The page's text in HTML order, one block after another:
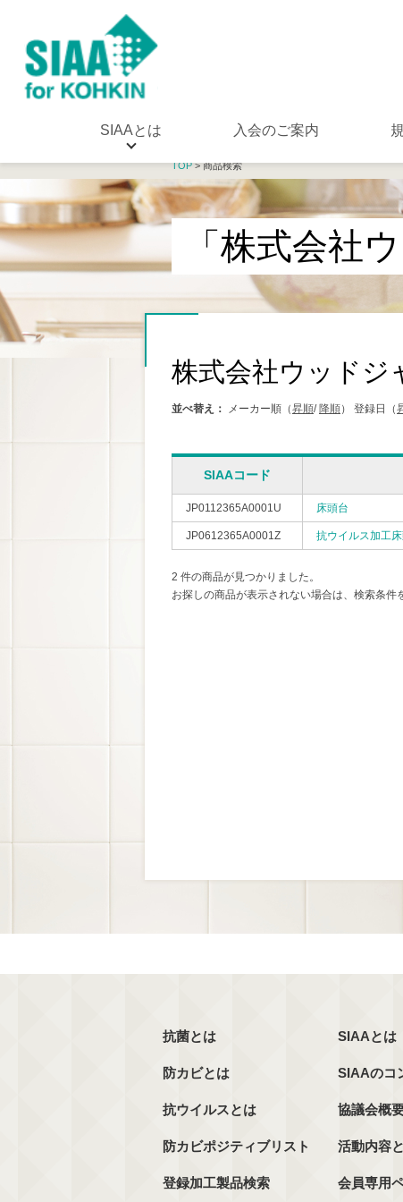
SIAAとは 入会のご案内
TOP> 商品検索
「株式会社
株式会社ウッドジ
並べ替え： メーカー順（昇順/ 降順） 登録日（
SIAAコード
JP0112365A0001U 床頭台
JP0612365A0001Z 抗ウイルス加工
2 件の商品が見つかりました。
お探しの商品が表示されない場合は、検索条件
抗菌とは
防カビとは
抗ウイルスとは
防カビポジティブリスト
登録加工製品検索
SIAAとは
SIAAのコ
協議会概
活動内容
会員専用